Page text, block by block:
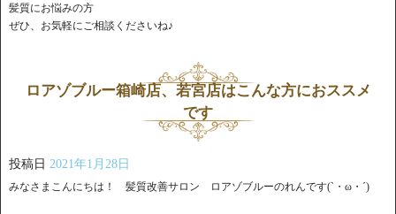
髪質にお悩みの方
ぜひ、お気軽にご相談くださいね♪
ロアゾブルー箱崎店、若宮店はこんな方におススメ
です
投稿日 2021年1月28日
みなさまこんにちは！ 髪質改善サロン ロアゾブルーのれんです(`・ω・´)